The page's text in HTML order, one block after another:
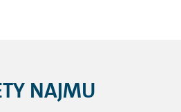
NAJMU